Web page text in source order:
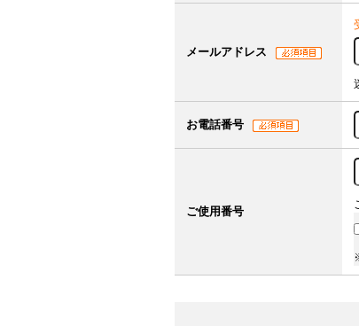
メールアドレス
お電話番号
ご使用番号